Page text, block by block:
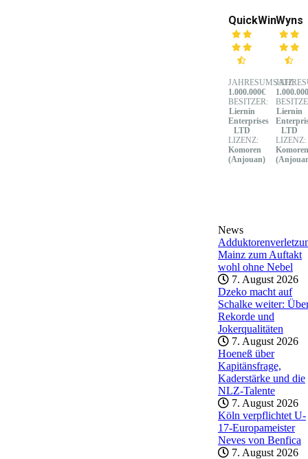
QuickWin
JAHRESUMSATZ:
1.000.000€
BESITZER:
Liernin
Enterprises
LTD
LIZENZ:
Komoren
(Anjouan)
Wyns
Liernin
LTD
LIZENZ:
Komoren
News
Mainz zum Auftakt
wohl ohne Nebel
7. August 2026
Dzeko macht auf
Schalke weiter:
Rekorde und
Jokerqualitäten
7. August 2026
Hoeneß über
Kapitänsfrage,
Kaderstärke und die
NLZ-Talente
7. August 2026
Köln verpflichtet U-
17-Europameister
Neves von Benfica
7. August 2026